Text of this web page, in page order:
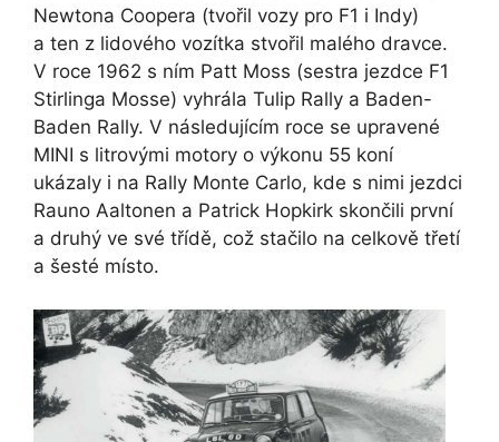
Newtona Coopera (tvořil vozy pro F1 i Indy)
a ten z lidového vozítka stvořil malého dravce.
V roce 1962 s ním Patt Moss (sestra jezdce F1
Stirlinga Mosse) vyhrála Tulip Rally a Baden-
Baden Rally. V následujícím roce se upravené
MINI s litrovými motory o výkonu 55 koní
ukázaly i na Rally Monte Carlo, kde s nimi jezdci
Rauno Aaltonen a Patrick Hopkirk skončili první
a druhý ve své třídě, což stačilo na celkově třetí
a šesté místo.